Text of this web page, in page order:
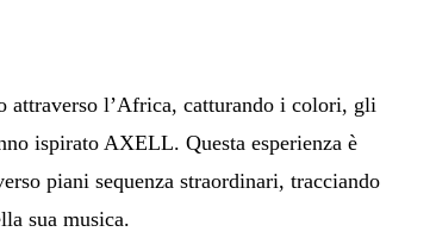
l’Africa, catturando i colori, gli
ispirato AXELL. Questa esperienza è
piani sequenza straordinari, tracciando
sua musica.